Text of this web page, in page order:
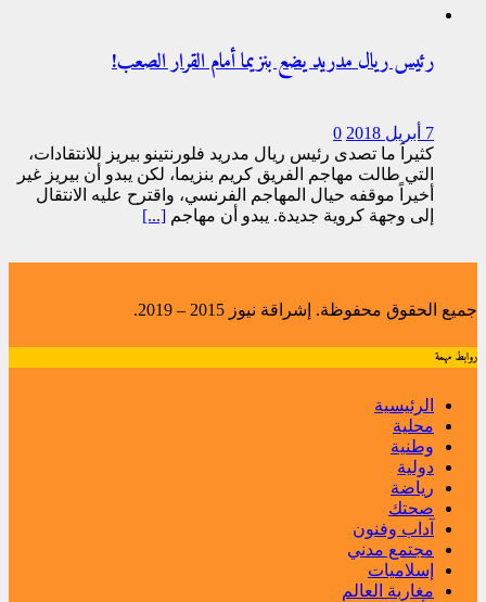
رئيس ريال مدريد يضع بنزيما أمام القرار الصعب!
7 أبريل 2018
0
كثيراً ما تصدى رئيس ريال مدريد فلورنتينو بيريز للانتقادات،
التي طالت مهاجم الفريق كريم بنزيما، لكن يبدو أن بيريز غير
أخيراً موقفه حيال المهاجم الفرنسي، واقترح عليه الانتقال
إلى وجهة كروية جديدة. يبدو أن مهاجم [...]
جميع الحقوق محفوظة. إشراقة نيوز 2015 – 2019.
روابط مهمة
الرئيسية
محلية
وطنية
دولية
رياضة
صحتك
آداب وفنون
مجتمع مدني
إسلاميات
مغاربة العالم